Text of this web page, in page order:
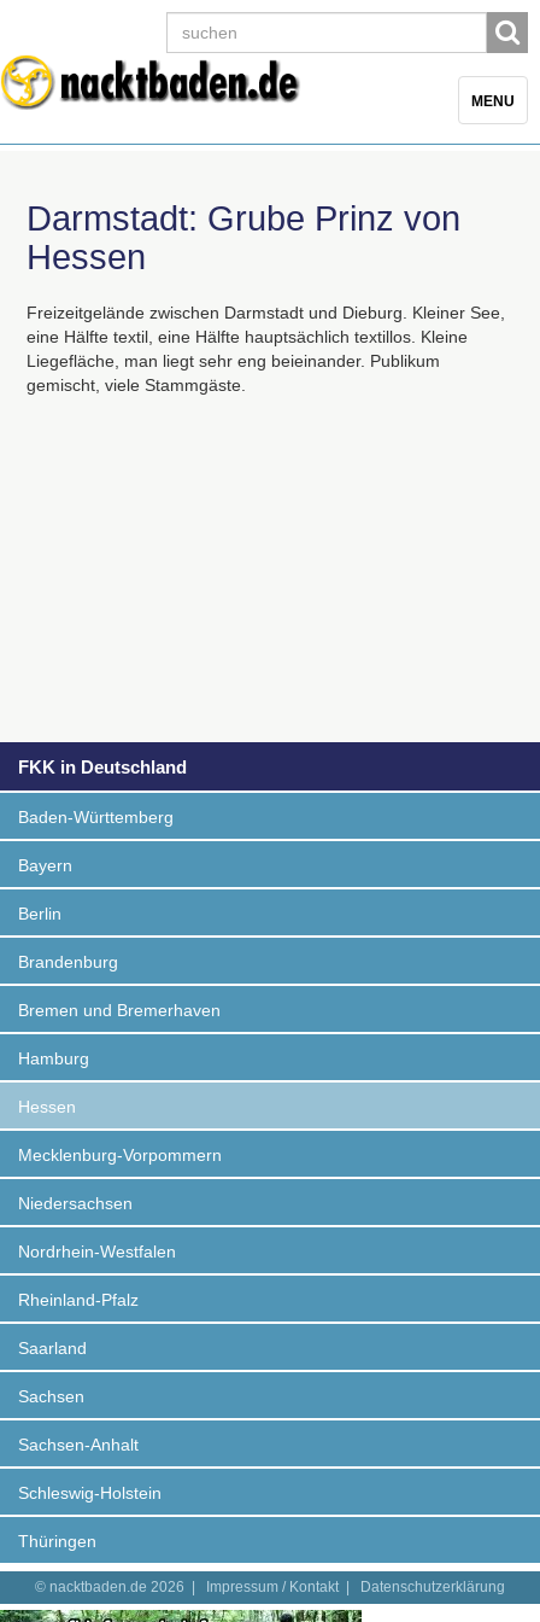
Toggle
MENU
Darmstadt: Grube Prinz von
Hessen
Freizeitgelände zwischen Darmstadt und Dieburg. Kleiner See,
eine Hälfte textil, eine Hälfte hauptsächlich textillos. Kleine
Liegefläche, man liegt sehr eng beieinander. Publikum
gemischt, viele Stammgäste.
FKK in Deutschland
Baden-Württemberg
Bayern
Berlin
Brandenburg
Bremen und Bremerhaven
Hamburg
Hessen
Mecklenburg-Vorpommern
Niedersachsen
Nordrhein-Westfalen
Rheinland-Pfalz
Saarland
Sachsen
Sachsen-Anhalt
Schleswig-Holstein
Thüringen
© nacktbaden.de 2026 | Impressum / Kontakt| Datenschutzerklärung